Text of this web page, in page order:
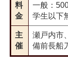
料
金
一般：
学生以下
主
催
瀬戸内市
備前長船